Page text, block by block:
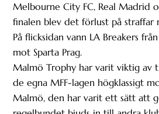
Melbourne City FC, Real Madrid
finalen blev det förlust på straffar
På flicksidan vann LA Breakers
mot Sparta Prag.
Malmö Trophy har varit viktig av
de egna MFF-lagen högklassigt
Malmö, den har varit ett sätt att